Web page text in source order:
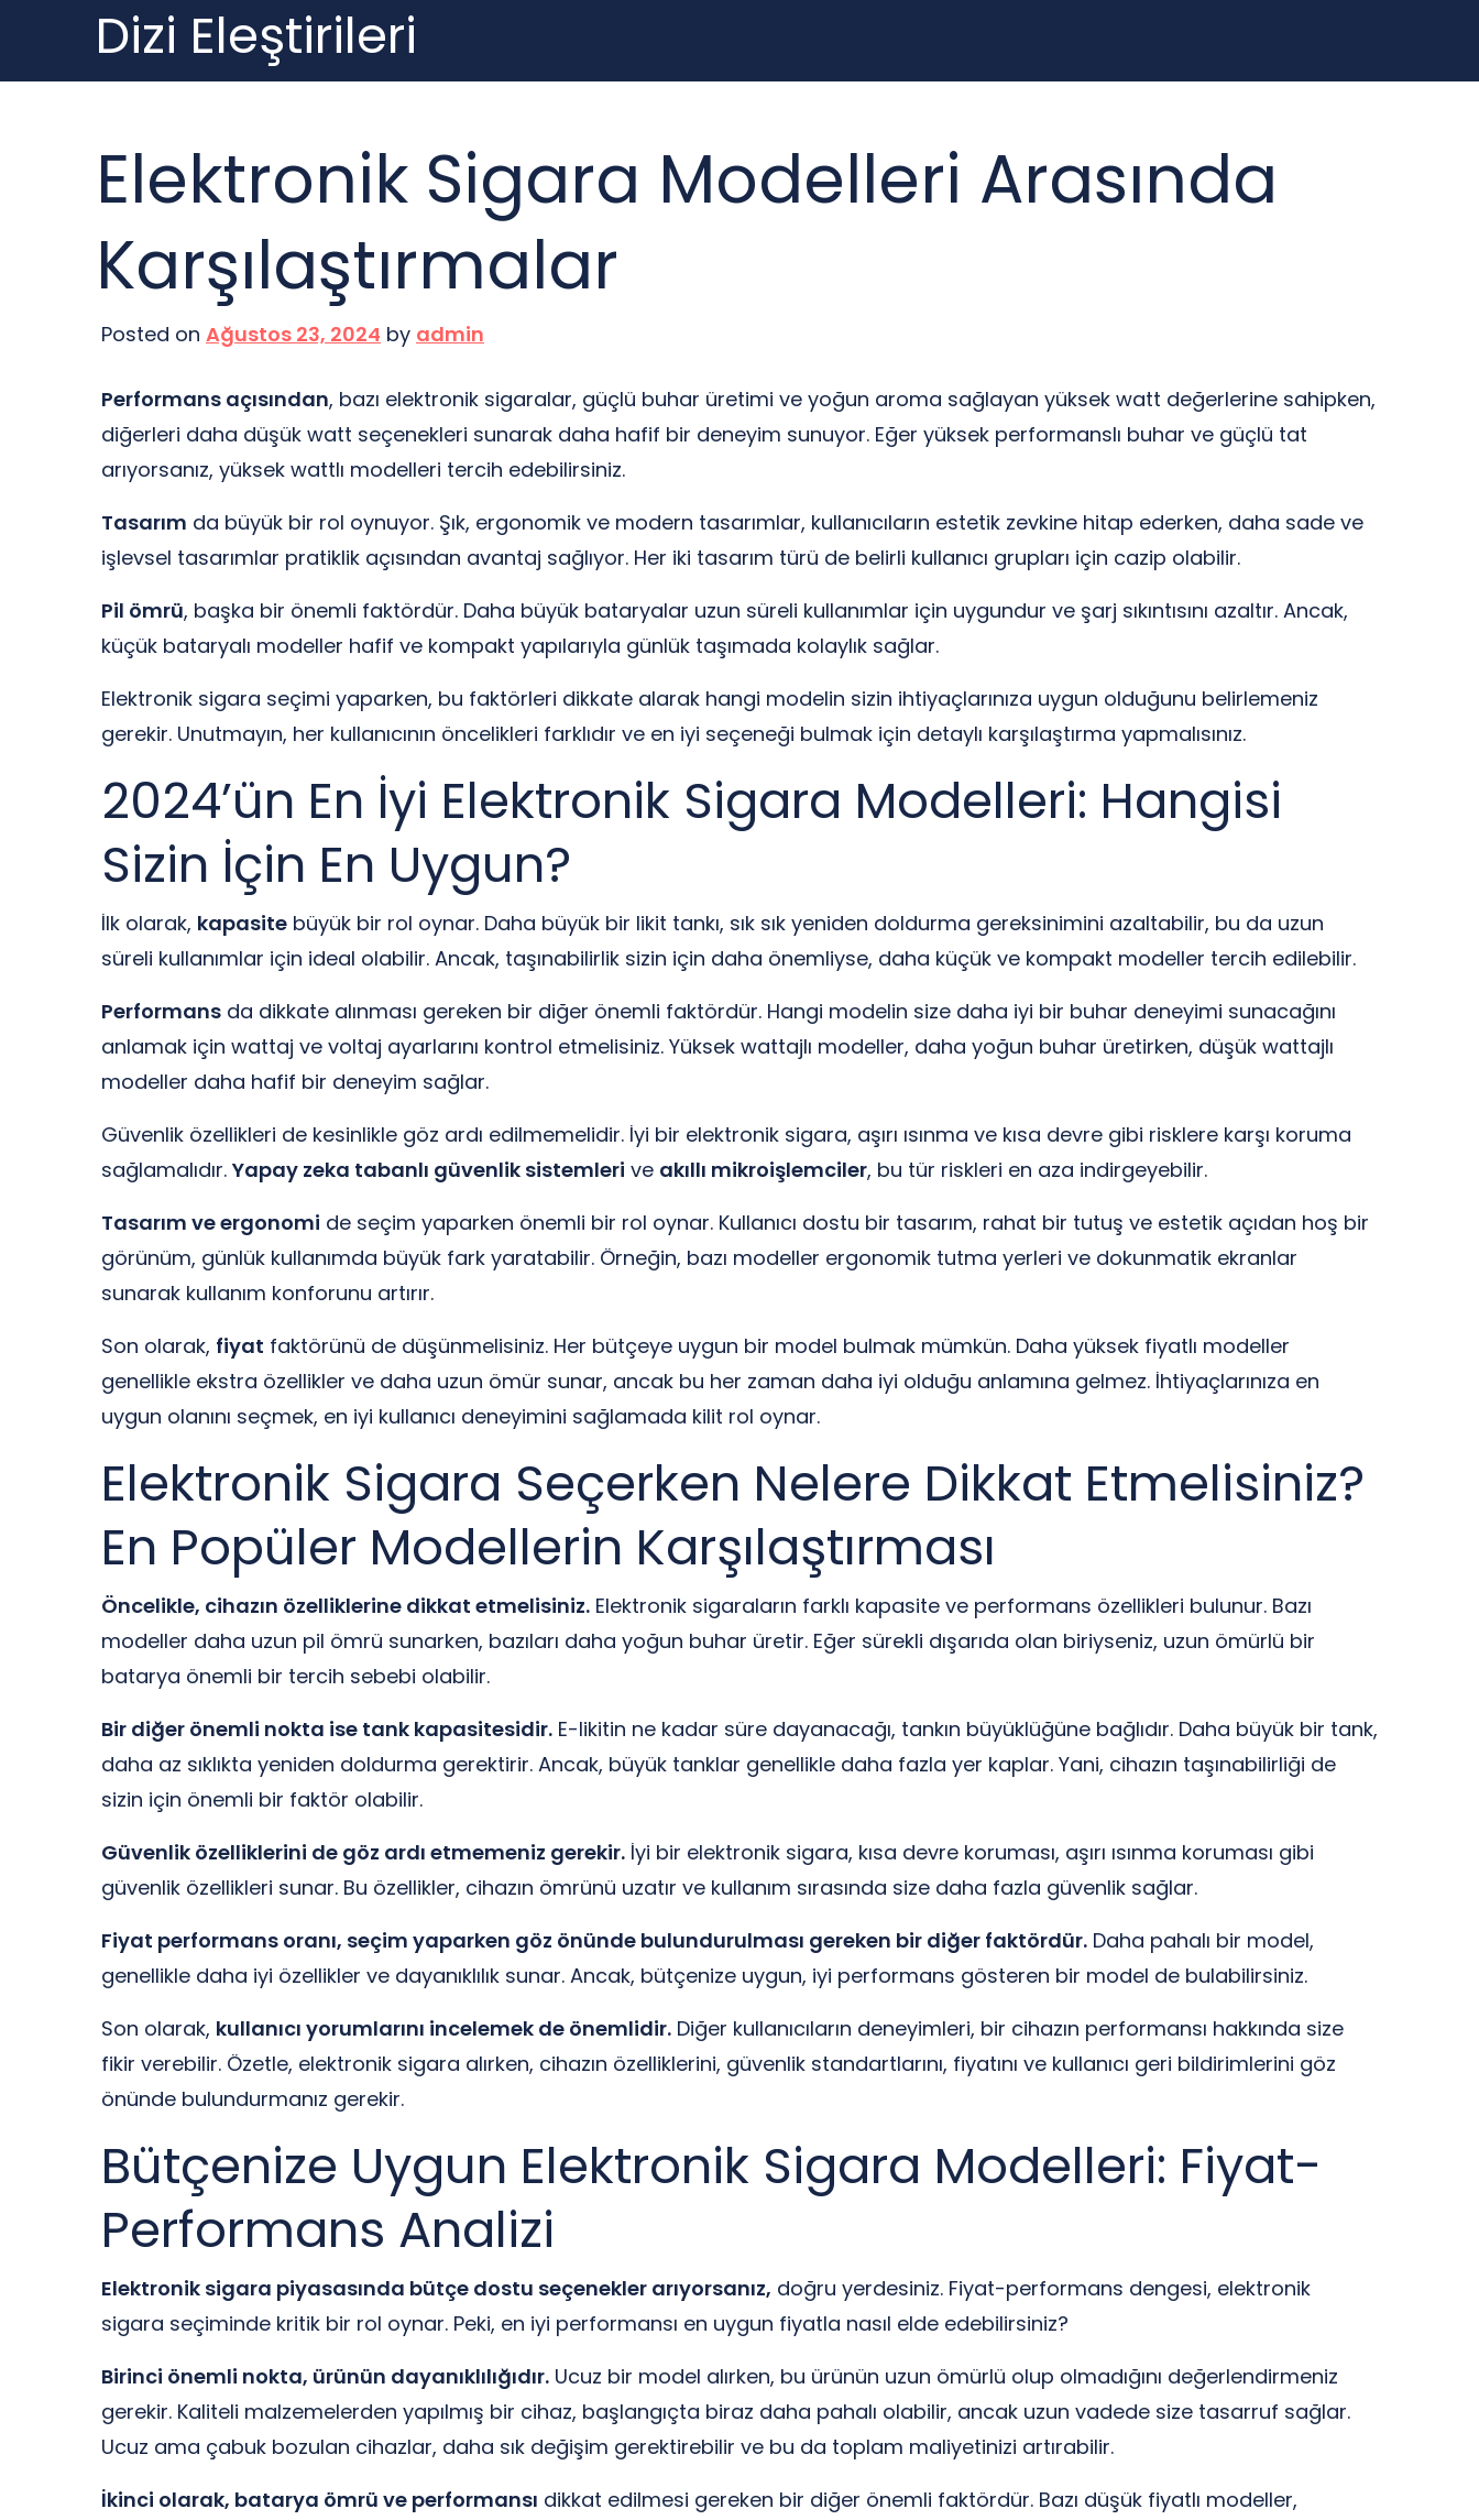
content
Dizi Eleştirileri
Elektronik Sigara Modelleri Arasında
Karşılaştırmalar
Posted on Ağustos 23, 2024 by admin
Performans açısından, bazı elektronik sigaralar, güçlü buhar üretimi ve yoğun aroma sağlayan yüksek watt değerlerine sahipken,
diğerleri daha düşük watt seçenekleri sunarak daha hafif bir deneyim sunuyor. Eğer yüksek performanslı buhar ve güçlü tat
arıyorsanız, yüksek wattlı modelleri tercih edebilirsiniz.
Tasarım da büyük bir rol oynuyor. Şık, ergonomik ve modern tasarımlar, kullanıcıların estetik zevkine hitap ederken, daha sade ve
işlevsel tasarımlar pratiklik açısından avantaj sağlıyor. Her iki tasarım türü de belirli kullanıcı grupları için cazip olabilir.
Pil ömrü, başka bir önemli faktördür. Daha büyük bataryalar uzun süreli kullanımlar için uygundur ve şarj sıkıntısını azaltır. Ancak,
küçük bataryalı modeller hafif ve kompakt yapılarıyla günlük taşımada kolaylık sağlar.
Elektronik sigara seçimi yaparken, bu faktörleri dikkate alarak hangi modelin sizin ihtiyaçlarınıza uygun olduğunu belirlemeniz
gerekir. Unutmayın, her kullanıcının öncelikleri farklıdır ve en iyi seçeneği bulmak için detaylı karşılaştırma yapmalısınız.
2024’ün En İyi Elektronik Sigara Modelleri: Hangisi
Sizin İçin En Uygun?
İlk olarak, kapasite büyük bir rol oynar. Daha büyük bir likit tankı, sık sık yeniden doldurma gereksinimini azaltabilir, bu da uzun
süreli kullanımlar için ideal olabilir. Ancak, taşınabilirlik sizin için daha önemliyse, daha küçük ve kompakt modeller tercih edilebilir.
Performans da dikkate alınması gereken bir diğer önemli faktördür. Hangi modelin size daha iyi bir buhar deneyimi sunacağını
anlamak için wattaj ve voltaj ayarlarını kontrol etmelisiniz. Yüksek wattajlı modeller, daha yoğun buhar üretirken, düşük wattajlı
modeller daha hafif bir deneyim sağlar.
Güvenlik özellikleri de kesinlikle göz ardı edilmemelidir. İyi bir elektronik sigara, aşırı ısınma ve kısa devre gibi risklere karşı koruma
sağlamalıdır. Yapay zeka tabanlı güvenlik sistemleri ve akıllı mikroişlemciler, bu tür riskleri en aza indirgeyebilir.
Tasarım ve ergonomi de seçim yaparken önemli bir rol oynar. Kullanıcı dostu bir tasarım, rahat bir tutuş ve estetik açıdan hoş bir
görünüm, günlük kullanımda büyük fark yaratabilir. Örneğin, bazı modeller ergonomik tutma yerleri ve dokunmatik ekranlar
sunarak kullanım konforunu artırır.
Son olarak, fiyat faktörünü de düşünmelisiniz. Her bütçeye uygun bir model bulmak mümkün. Daha yüksek fiyatlı modeller
genellikle ekstra özellikler ve daha uzun ömür sunar, ancak bu her zaman daha iyi olduğu anlamına gelmez. İhtiyaçlarınıza en
uygun olanını seçmek, en iyi kullanıcı deneyimini sağlamada kilit rol oynar.
Elektronik Sigara Seçerken Nelere Dikkat Etmelisiniz?
En Popüler Modellerin Karşılaştırması
Öncelikle, cihazın özelliklerine dikkat etmelisiniz. Elektronik sigaraların farklı kapasite ve performans özellikleri bulunur. Bazı
modeller daha uzun pil ömrü sunarken, bazıları daha yoğun buhar üretir. Eğer sürekli dışarıda olan biriyseniz, uzun ömürlü bir
batarya önemli bir tercih sebebi olabilir.
Bir diğer önemli nokta ise tank kapasitesidir. E-likitin ne kadar süre dayanacağı, tankın büyüklüğüne bağlıdır. Daha büyük bir tank,
daha az sıklıkta yeniden doldurma gerektirir. Ancak, büyük tanklar genellikle daha fazla yer kaplar. Yani, cihazın taşınabilirliği de
sizin için önemli bir faktör olabilir.
Güvenlik özelliklerini de göz ardı etmemeniz gerekir. İyi bir elektronik sigara, kısa devre koruması, aşırı ısınma koruması gibi
güvenlik özellikleri sunar. Bu özellikler, cihazın ömrünü uzatır ve kullanım sırasında size daha fazla güvenlik sağlar.
Fiyat performans oranı, seçim yaparken göz önünde bulundurulması gereken bir diğer faktördür. Daha pahalı bir model,
genellikle daha iyi özellikler ve dayanıklılık sunar. Ancak, bütçenize uygun, iyi performans gösteren bir model de bulabilirsiniz.
Son olarak, kullanıcı yorumlarını incelemek de önemlidir. Diğer kullanıcıların deneyimleri, bir cihazın performansı hakkında size
fikir verebilir. Özetle, elektronik sigara alırken, cihazın özelliklerini, güvenlik standartlarını, fiyatını ve kullanıcı geri bildirimlerini göz
önünde bulundurmanız gerekir.
Bütçenize Uygun Elektronik Sigara Modelleri: Fiyat-
Performans Analizi
Elektronik sigara piyasasında bütçe dostu seçenekler arıyorsanız, doğru yerdesiniz. Fiyat-performans dengesi, elektronik
sigara seçiminde kritik bir rol oynar. Peki, en iyi performansı en uygun fiyatla nasıl elde edebilirsiniz?
Birinci önemli nokta, ürünün dayanıklılığıdır. Ucuz bir model alırken, bu ürünün uzun ömürlü olup olmadığını değerlendirmeniz
gerekir. Kaliteli malzemelerden yapılmış bir cihaz, başlangıçta biraz daha pahalı olabilir, ancak uzun vadede size tasarruf sağlar.
Ucuz ama çabuk bozulan cihazlar, daha sık değişim gerektirebilir ve bu da toplam maliyetinizi artırabilir.
İkinci olarak, batarya ömrü ve performansı dikkat edilmesi gereken bir diğer önemli faktördür. Bazı düşük fiyatlı modeller,